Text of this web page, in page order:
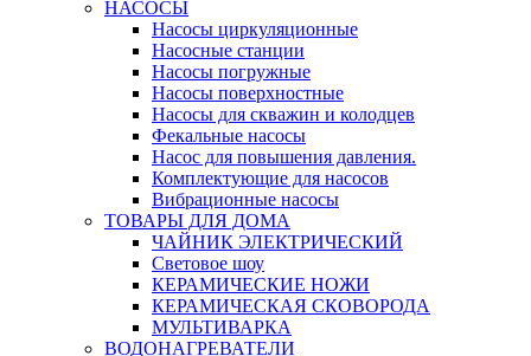
НАСОСЫ
Насосы циркуляционные
Насосные станции
Насосы погружные
Насосы поверхностные
Насосы для скважин и колодцев
Фекальные насосы
Насос для повышения давления.
Комплектующие для насосов
Вибрационные насосы
ТОВАРЫ ДЛЯ ДОМА
ЧАЙНИК ЭЛЕКТРИЧЕСКИЙ
Световое шоу
КЕРАМИЧЕСКИЕ НОЖИ
КЕРАМИЧЕСКАЯ СКОВОРОДА
МУЛЬТИВАРКА
ВОДОНАГРЕВАТЕЛИ